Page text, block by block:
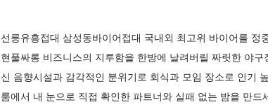
선릉유흥접대 삼성동바이어접대 국내외 최고위 바이어를
현풀싸롱 비즈니스의 지루함을 한방에 날려버릴 짜릿한 야
신 음향시설과 감각적인 분위기로 회식과 모임 장소로 인기
룸에서 내 눈으로 직접 확인한 파트너와 실패 없는 밤을 만